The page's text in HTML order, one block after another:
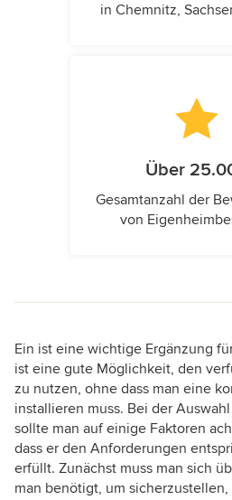
in Chemnitz,
Über
Gesamtanzahl der
von
Ein ist eine wichtige Ergänzung
ist eine gute Möglichkeit, den
zu nutzen, ohne dass man eine
installieren muss. Bei der
sollte man auf einige Faktoren
dass er den Anforderungen
erfüllt. Zunächst muss man sich
man benötigt, um